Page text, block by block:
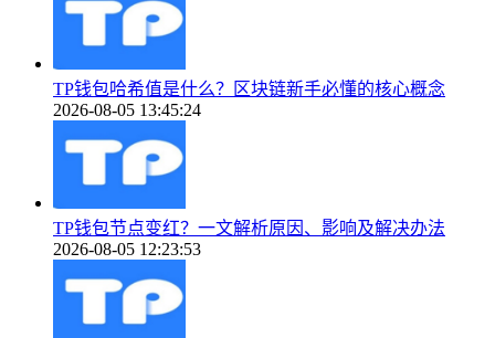
TP钱包哈希值是什么？区块链新手必懂的核心概念
2026-08-05 13:45:24
TP钱包节点变红？一文解析原因、影响及解决办法
2026-08-05 12:23:53